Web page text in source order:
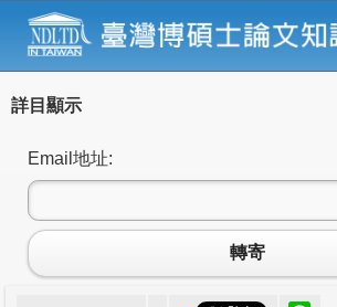
詳目顯示
Email地址:
轉寄